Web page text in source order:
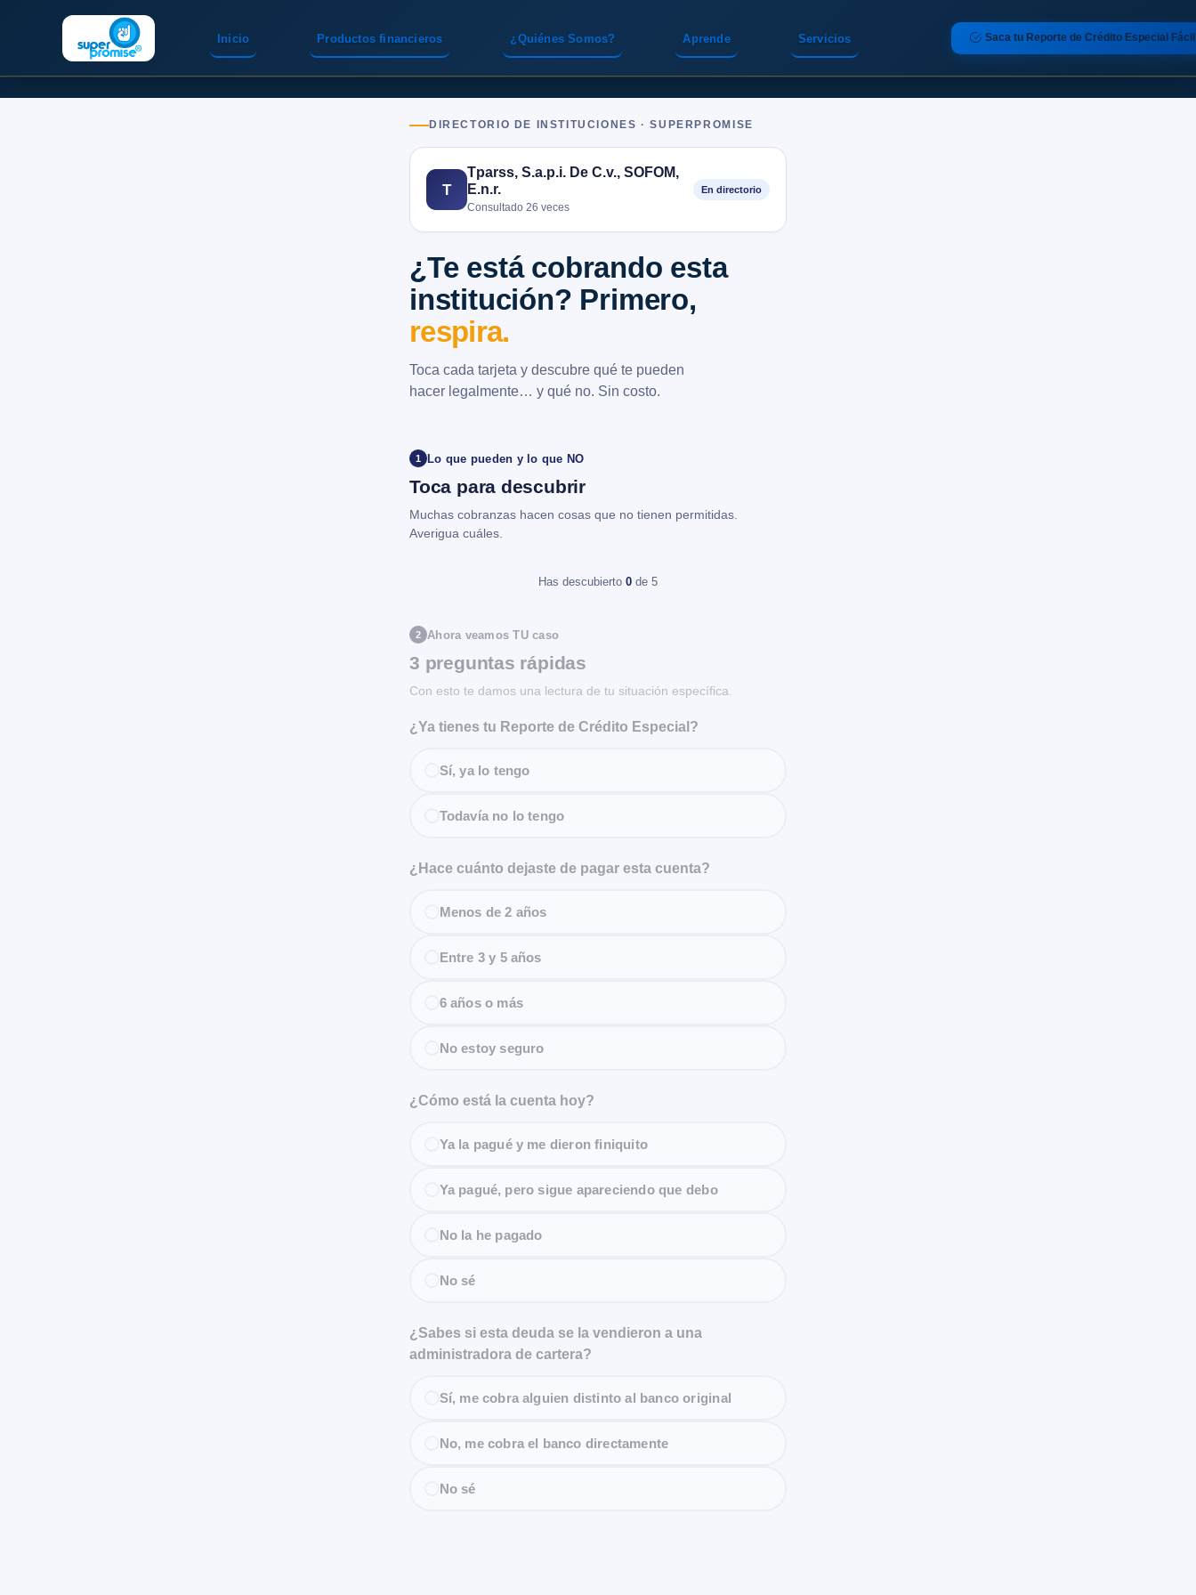
Inicio Servicios
Productos financieros ¿Quiénes Somos? Aprende Saca tu Reporte de Crédito Especial Fácil
DIRECTORIO DE INSTITUCIONES · SUPERPROMISE
T
Tparss, S.a.p.i. De C.v., SOFOM,
E.n.r.
Consultado 26 veces
En directorio
¿Te está cobrando esta
institución? Primero,
respira.
Toca cada tarjeta y descubre qué te pueden
hacer legalmente… y qué no. Sin costo.
1 Lo que pueden y lo que NO
Toca para descubrir
Muchas cobranzas hacen cosas que no tienen permitidas.
Averigua cuáles.
Has descubierto 0 de 5
2 Ahora veamos TU caso
3 preguntas rápidas
Con esto te damos una lectura de tu situación específica.
¿Ya tienes tu Reporte de Crédito Especial?
Sí, ya lo tengo
Todavía no lo tengo
¿Hace cuánto dejaste de pagar esta cuenta?
Menos de 2 años
Entre 3 y 5 años
6 años o más
No estoy seguro
¿Cómo está la cuenta hoy?
Ya la pagué y me dieron finiquito
Ya pagué, pero sigue apareciendo que debo
No la he pagado
No sé
¿Sabes si esta deuda se la vendieron a una
administradora de cartera?
Sí, me cobra alguien distinto al banco original
No, me cobra el banco directamente
No sé